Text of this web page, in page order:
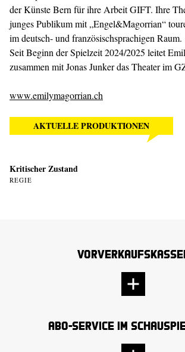
der Künste Bern für ihre Arbeit GIFT. Ihre
junges Publikum mit „Engel&Magorrian“
im deutsch- und französischsprachigen Raum.
Seit Beginn der Spielzeit 2024/2025 leitet
zusammen mit Jonas Junker das Theater im
www.emilymagorrian.ch
AKTUELLE PRODUKTIONEN
Kritischer Zustand
REGIE
Abo-Service im